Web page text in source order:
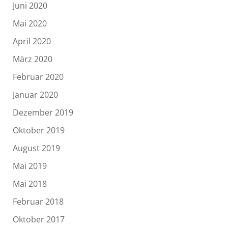
Juni 2020
Mai 2020
April 2020
März 2020
Februar 2020
Januar 2020
Dezember 2019
Oktober 2019
August 2019
Mai 2019
Mai 2018
Februar 2018
Oktober 2017